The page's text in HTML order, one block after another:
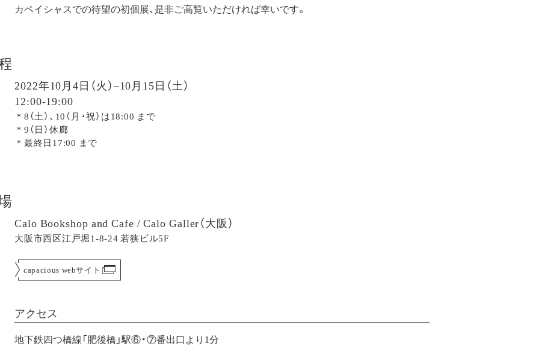
カペイシャスでの待望の初個展、是非ご高覧いただければ幸いです。
2022年10月4日（火）–10月15日（土）
12:00-19:00
＊8（土）、10（月・祝）は18:00 まで
＊9（日）休廊
＊最終日17:00 まで
Calo Bookshop and Cafe / Calo Galler（大阪）
大阪市西区江戸堀1-8-24 若狭ビル5F
capacious webサイト
アクセス
地下鉄四つ橋線「肥後橋」駅⑥・⑦番出口より1分